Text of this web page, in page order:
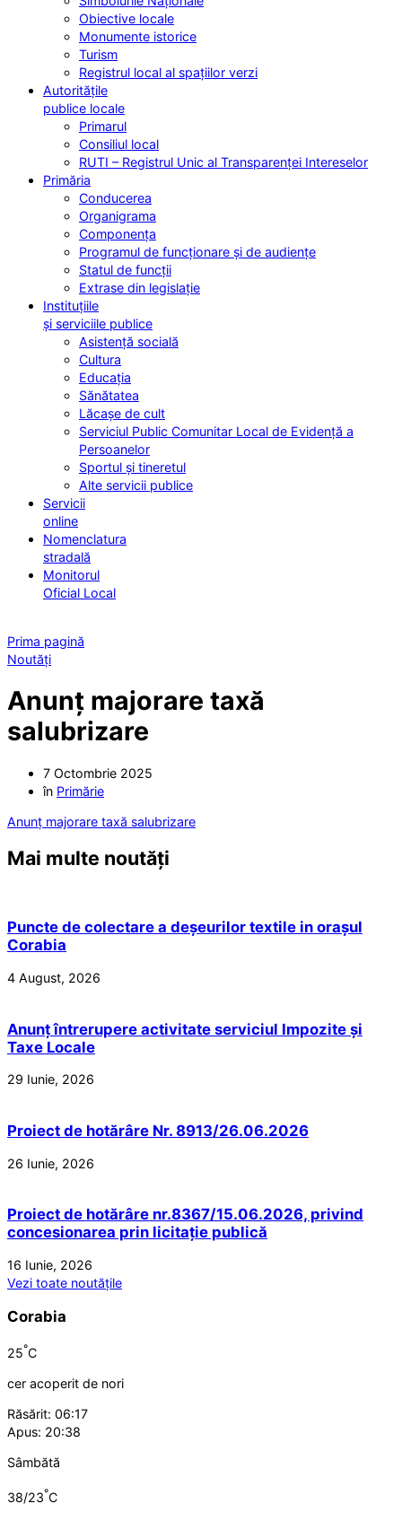
Obiective locale
Monumente istorice
Turism
Registrul local al spațiilor verzi
Autoritățile
publice locale
Primarul
Consiliul local
RUTI – Registrul Unic al Transparenței Intereselor
Primăria
Conducerea
Organigrama
Componența
Programul de funcționare și de audiențe
Statul de funcții
Extrase din legislație
Instituțiile
și serviciile publice
Asistență socială
Cultura
Educația
Sănătatea
Lăcașe de cult
Serviciul Public Comunitar Local de Evidență a
Persoanelor
Sportul și tineretul
Alte servicii publice
Servicii
online
Nomenclatura
stradală
Monitorul
Oficial Local
Prima pagină
Noutăți
Anunț majorare taxă
salubrizare
7 Octombrie 2025
în Primărie
Anunț majorare taxă salubrizare
Mai multe noutăți
Puncte de colectare a deșeurilor textile in orașul
Corabia
4 August, 2026
Anunț întrerupere activitate serviciul Impozite și
Taxe Locale
29 Iunie, 2026
Proiect de hotărâre Nr. 8913/26.06.2026
26 Iunie, 2026
Proiect de hotărâre nr.8367/15.06.2026, privind
concesionarea prin licitație publică
16 Iunie, 2026
Vezi toate noutățile
Corabia
25°C
cer acoperit de nori
Răsărit: 06:17
Apus: 20:38
Sâmbătă
38/23°C